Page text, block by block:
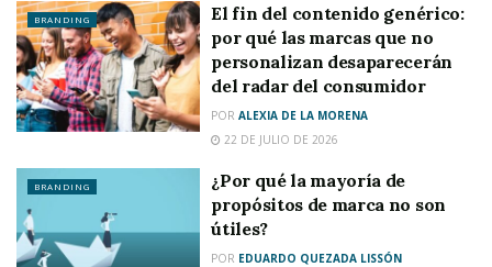
BRANDING
El fin del contenido genérico:
por qué las marcas que no
personalizan desaparecerán
del radar del consumidor
POR ALEXIA DE LA MORENA
22 DE JULIO DE 2026
BRANDING
¿Por qué la mayoría de
propósitos de marca no son
útiles?
POR EDUARDO QUEZADA LISSÓN